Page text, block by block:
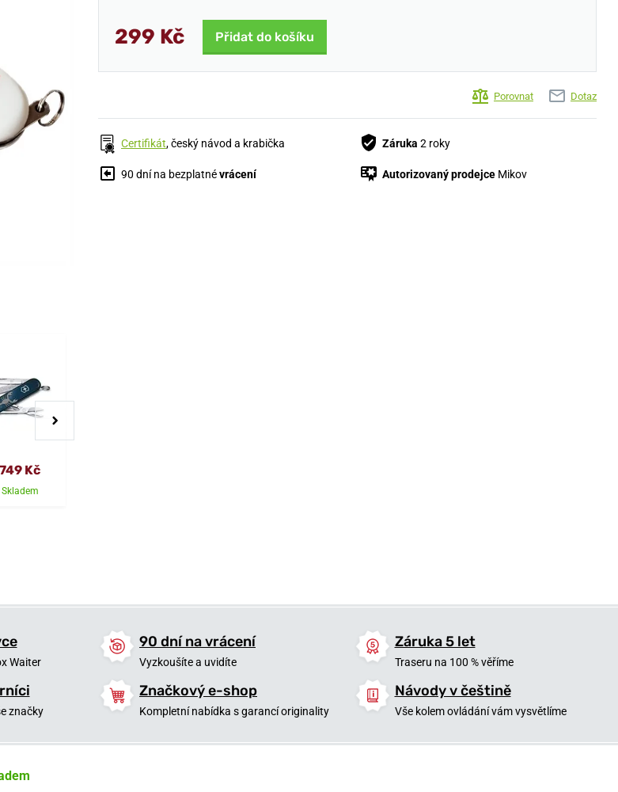
299 Kč Přidat do košíku
Porovnat Dotaz
Certifikát, český návod a krabička Záruka 2 roky
90 dní na bezplatnévrácení Autorizovaný prodejce Mikov
749 Kč
Skladem
Waiter
90 dní na vrácení
Vyzkoušíte a uvidíte
Záruka 5 let
Traseru na 100 % věříme
značky
Značkový e-shop
Kompletní nabídka s garancí originality
Návody v češtině
Vše kolem ovládání vám vysvětlíme